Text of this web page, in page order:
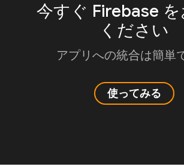
今すぐ Firebase を
ください
アプリへの統合は簡単
使ってみる